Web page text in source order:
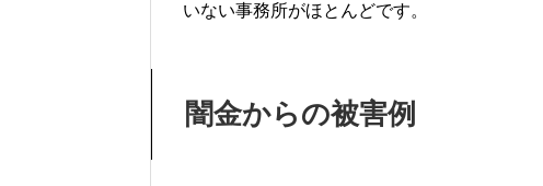
いない事務所がほとんどです。
闇金からの被害例